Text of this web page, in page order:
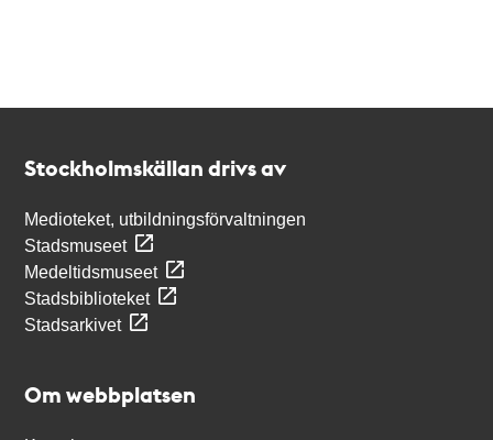
Stockholmskällan drivs av
Medioteket, utbildningsförvaltningen
Stadsmuseet
Medeltidsmuseet
Stadsbiblioteket
Stadsarkivet
Om webbplatsen